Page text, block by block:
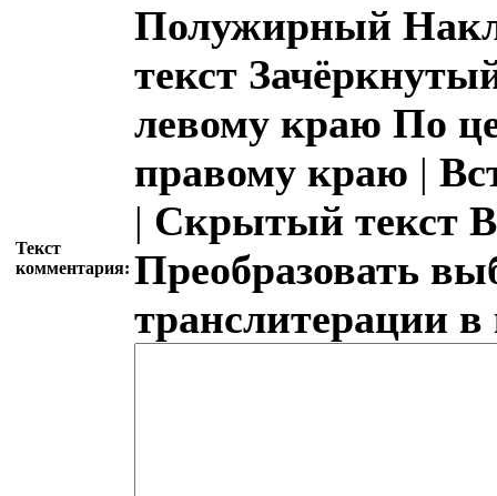
Текст
комментария:
Полужирный
текст
левому краю По
правому краю |
| Скрытый текст
Преобразовать
транслитерации